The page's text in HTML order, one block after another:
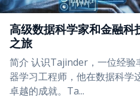
高级数据科学家和金融
之旅
简介 认识Tajinder，一位经验
器学习工程师，他在数据科学
卓越的成就。Ta...